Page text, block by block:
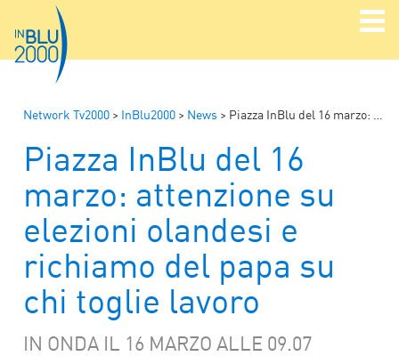
Network Tv2000 > InBlu2000 > News > Piazza InBlu del 16 marzo: attenzione su elezioni olandesi e richiamo del papa su chi toglie lavoro
Piazza InBlu del 16
marzo: attenzione su
elezioni olandesi e
richiamo del papa su
chi toglie lavoro
IN ONDA IL 16 MARZO ALLE 09.07